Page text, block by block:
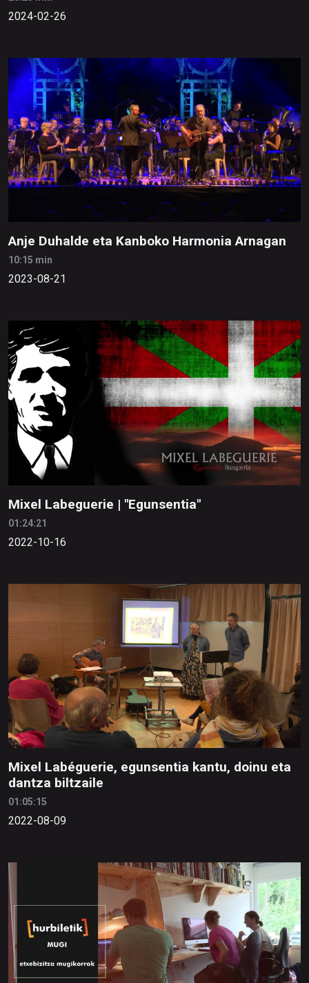
2024-02-26
Anje Duhalde eta Kanboko Harmonia Arnagan
10:15 min
2023-08-21
Mixel Labeguerie | "Egunsentia"
01:24:21
2022-10-16
Mixel Labéguerie, egunsentia kantu, doinu eta
dantza biltzaile
01:05:15
2022-08-09